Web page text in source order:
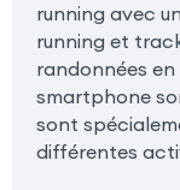
running avec
running et
randonnées
smartphone
sont
différentes